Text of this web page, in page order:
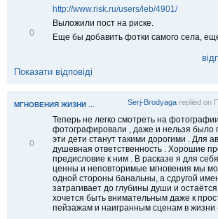
і
т
и
0
http://www.risk.ru/users/leb/4901/
Выложили пост на риске.
Еще бы добавить фотки самого села,
Показати відповіді
МГНОВЕНИЯ ЖИЗНИ ... Serj-Brodyaga replied on
0
Теперь не легко смотреть на
фотографировали , даже и нельзя было
эти дети станут такими дорогими . Для
душевная ответственность . Хорошие
предисловие к ним . В расказе я для
ценны и неповторимые мгновения мы
одной стороны банальны, а сдругой
затрагивает до глубины души и остаётся
хочется быть внимательным даже к
пейзажам и наигранным сценам в жизни -